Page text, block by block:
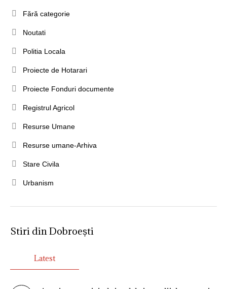
Fără categorie
Noutati
Politia Locala
Proiecte de Hotarari
Proiecte Fonduri documente
Registrul Agricol
Resurse Umane
Resurse umane-Arhiva
Stare Civila
Urbanism
Stiri din Dobroești
Latest